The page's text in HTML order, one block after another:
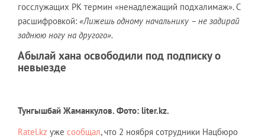
госслужащих РК термин «ненадлежащий подхалимаж». С
расшифровкой: «Лижешь одному начальнику – не задирай
заднюю ногу на другого».
Абылай хана освободили под подписку о
невыезде
Тунгышбай Жаманкулов. Фото: liter.kz.
Ratel.kz уже сообщал, что 2 ноября сотрудники Нацбюро